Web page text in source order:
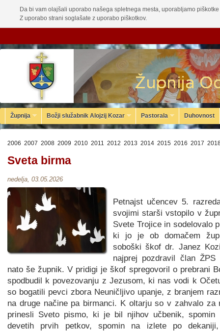
Da bi vam olajšali uporabo našega spletnega mesta, uporabljamo
Z uporabo strani soglašate z uporabo piškotkov.
Župnija Božji služabnik Alojzij Kozar Pastorala Duhovnost
2006 2007 2008 2009 2010 2011 2012 2013 2014 2015 2016 2017
Sveta birma
nedelja, 03.05.2026
Petnajst učencev 5.
svojimi starši vstopilo v
Svete Trojice in sodelovalo
ki jo je ob domačem
soboški škof dr. Janez
najprej pozdravil član ŽPS
nato še župnik. V pridigi je škof spregovoril o prebrani
spodbudil k povezovanju z Jezusom, ki nas vodi k
so bogatili pevci zbora Neuničljivo upanje, z branjem
na druge načine pa birmanci. K oltarju so v zahvalo za
prinesli Sveto pismo, ki je bil njihov učbenik, spomin
devetih prvih petkov, spomin na izlete po